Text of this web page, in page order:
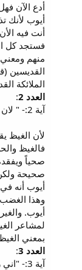
أدع الآن
أيوب لأنك
أنت فيه
فستجد كل
منهم ومعني
القديسين
الملائكة
العدد 2
:
آية 2:- " لان الغيظ يقتل الغبي والغيرة تميت الاحمق".
لأن الغيظ
فالغيظ
صحياً
صحيحة
أيوب أنه
وهذا
أيوب.
لمشاعر
بمعني
العدد 3
:
آية 3:- "اني رايت الغبي يتاصل وبغتة لعنت مربضه".